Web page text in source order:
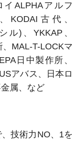
ALPHAアルフ
KODAI古代、
ル)、YKKAP、
MAL-T-LOCKマ
日中製作所、
アバス、日本ロ
属、など
技術力NO、1を